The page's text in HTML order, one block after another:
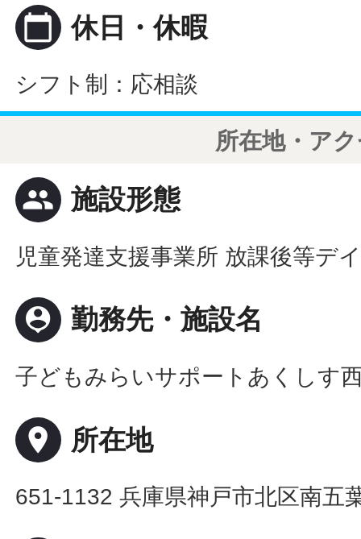
calendar_today 休日・休暇
シフト制：応相談
所在地・ア
people 施設形態
児童発達支援事業所 放課後等デ
person_pin 勤務先・施設名
子どもみらいサポートあくしす
place 所在地
651-1132 兵庫県神戸市北区南五